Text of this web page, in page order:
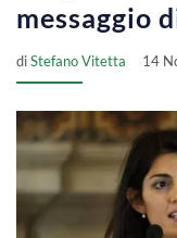
messaggio
diStefano Vitetta 14